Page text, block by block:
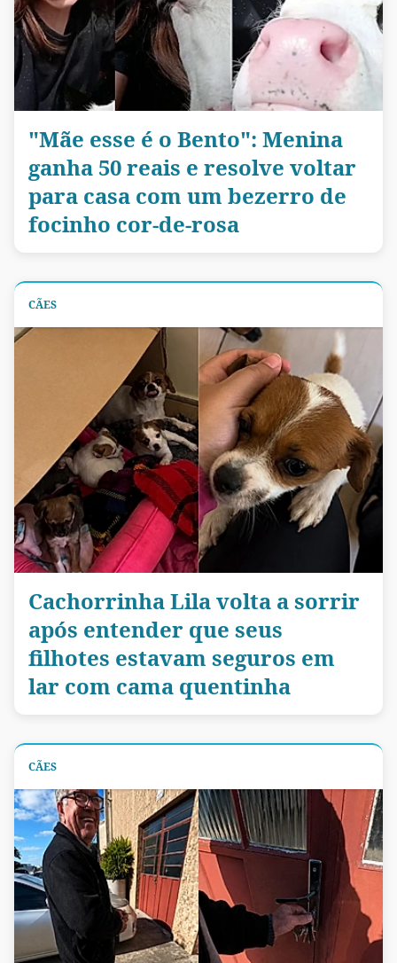
"Mãe esse é o Bento": Menina
ganha 50 reais e resolve voltar
para casa com um bezerro de
focinho cor-de-rosa
CÃES
Cachorrinha Lila volta a sorrir
após entender que seus
filhotes estavam seguros em
lar com cama quentinha
CÃES